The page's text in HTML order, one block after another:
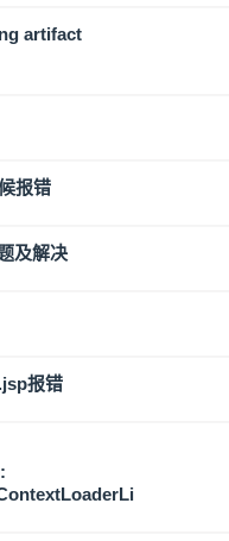
artifact
报错
及解决
报错